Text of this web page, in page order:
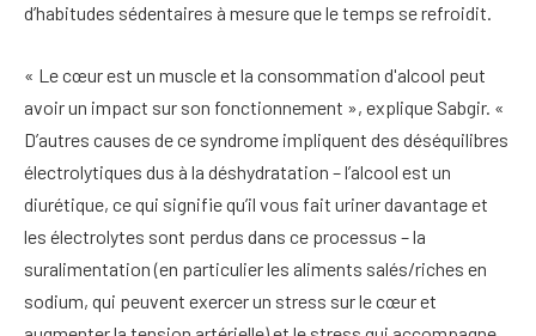
d’habitudes sédentaires à mesure que le temps se refroidit.
« Le cœur est un muscle et la consommation d'alcool peut
avoir un impact sur son fonctionnement », explique Sabgir. «
D’autres causes de ce syndrome impliquent des déséquilibres
électrolytiques dus à la déshydratation – l’alcool est un
diurétique, ce qui signifie qu’il vous fait uriner davantage et
les électrolytes sont perdus dans ce processus – la
suralimentation (en particulier les aliments salés/riches en
sodium, qui peuvent exercer un stress sur le cœur et